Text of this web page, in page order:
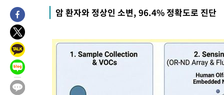
1시간 전 >
[속보]산업장관 "李정부, 원전 반대 안해…안정 전력 위해 불가피"
1시간 전 >
[속보]경찰, '홍명보 선임 논란' 대한축구협회·축구회관 등 압수수
-19650초 전 >
화"
-19398초 전 >
日방위성, 北이 동해로 쏜 발사체는 탄도미사일 가능성
-17828초 전 >
[속보] SKT, 에이닷 서비스 장애 발생…"원인 파악 중"
-17234초 전 >
-16630초 전 >
'낮 최고 39도' 불볕더위…한밤 열대야도 계속[내일날씨]
암 환자와 정상인 소변, 96.4% 정확도로 진단